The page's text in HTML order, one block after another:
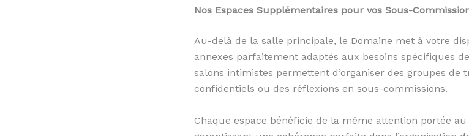
Nos Espaces Supplémentaires pour vos Sous-
Au-delà de la salle principale, le Domaine met à votre
annexes parfaitement adaptés aux besoins spécifiques
salons intimistes permettent d’organiser des groupes de
confidentiels ou des réflexions en sous-commissions.
Chaque espace bénéficie de la même attention portée